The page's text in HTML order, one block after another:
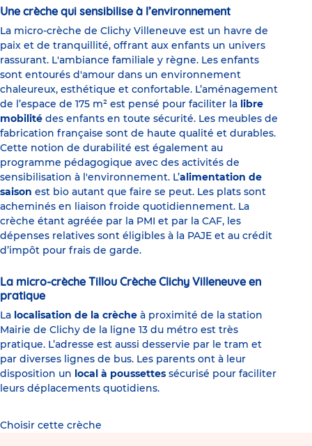
Une crèche qui sensibilise à l’environnement
La micro-crèche de Clichy Villeneuve est un havre de
paix et de tranquillité, offrant aux enfants un univers
rassurant. L'ambiance familiale y règne. Les enfants
sont entourés d'amour dans un environnement
chaleureux, esthétique et confortable. L’aménagement
de l’espace de 175 m² est pensé pour faciliter la libre
mobilité des enfants en toute sécurité. Les meubles de
fabrication française sont de haute qualité et durables.
Cette notion de durabilité est également au
programme pédagogique avec des activités de
sensibilisation à l'environnement. L’alimentation de
saison est bio autant que faire se peut. Les plats sont
acheminés en liaison froide quotidiennement. La
crèche étant agréée par la PMI et par la CAF, les
dépenses relatives sont éligibles à la PAJE et au crédit
d’impôt pour frais de garde.
La micro-crèche Tillou Crèche Clichy Villeneuve en
pratique
La localisation de la crèche à proximité de la station
Mairie de Clichy de la ligne 13 du métro est très
pratique. L’adresse est aussi desservie par le tram et
par diverses lignes de bus. Les parents ont à leur
disposition un local à poussettes sécurisé pour faciliter
leurs déplacements quotidiens.
Choisir cette crèche